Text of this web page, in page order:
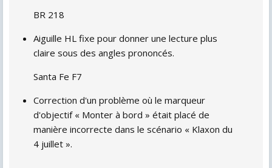
BR 218
Aiguille HL fixe pour donner une lecture plus
claire sous des angles prononcés.
Santa Fe F7
Correction d'un problème où le marqueur
d'objectif « Monter à bord » était placé de
manière incorrecte dans le scénario « Klaxon du
4 juillet ».